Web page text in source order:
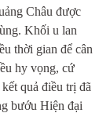
Châu được
Khối u lan
thời gian để cân
hy vọng, cứ
quả điều trị đã
bướu Hiện đại